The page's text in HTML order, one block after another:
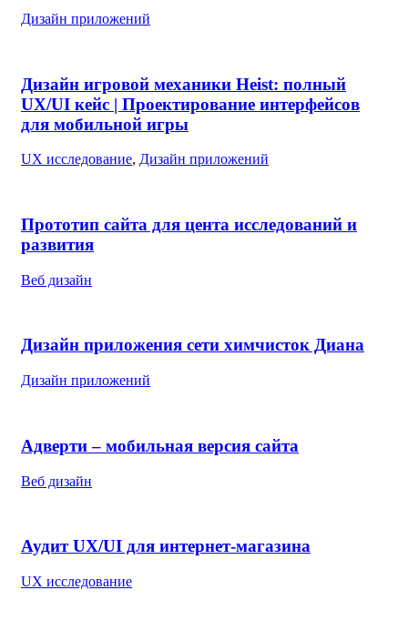
Дизайн приложений
Дизайн игровой механики Heist: полный
UX/UI кейс | Проектирование интерфейсов
для мобильной игры
UX исследование, Дизайн приложений
Прототип сайта для цента исследований и
развития
Веб дизайн
Дизайн приложения сети химчисток Диана
Дизайн приложений
Адверти – мобильная версия сайта
Веб дизайн
Аудит UX/UI для интернет-магазина
UX исследование